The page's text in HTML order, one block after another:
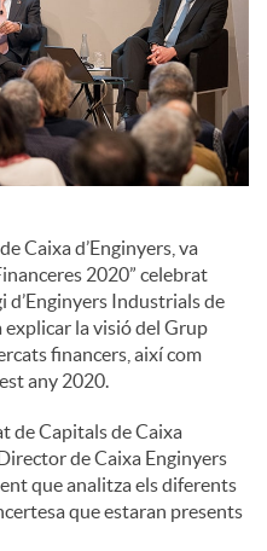
Caixa d’Enginyers, va
2020” celebrat
d’Enginyers Industrials de
explicar la visió del Grup
financers, així com
any 2020.
de Capitals de Caixa
de Caixa Enginyers
que analitza els diferents
que estaran presents